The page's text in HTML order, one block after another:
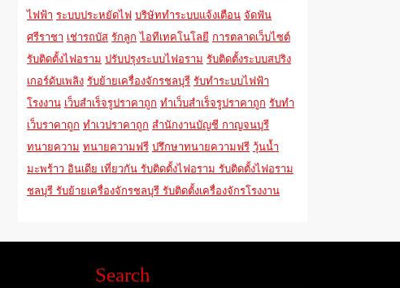
ไฟฟ้า ระบบประหยัดไฟ บริษัททำระบบแจ้งเตือน จัดฟัน
ศรีราชา เช่ารถบัส รักลูก ไอทีเทคโนโลยี การตลาดเว็บไซต์
รับติดตั้งไฟอราม ปรับปรุงระบบไฟอราม รับติดตั้งระบบสปริง
เกอร์ดับเพลิง รับย้ายเครื่องจักรชลบุรี รับทำระบบไฟฟ้า
โรงงาน เว็บสำเร็จรูปราคาถูก ทำเว็บสำเร็จรูปราคาถูก รับทำ
เว็บราคาถูก ทำเวปราคาถูก สำนักงานบัญชี กาญจนบุรี
ทนายความ ทนายความฟรี ปรึกษาทนายความฟรี วุ้นน้ำ
มะพร้าว อินเดีย เที่ยวกัน รับติดตั้งไฟอราม รับติดตั้งไฟอราม
ชลบุรี รับย้ายเครื่องจักรชลบุรี รับติดตั้งเครื่องจักรโรงงาน
Search